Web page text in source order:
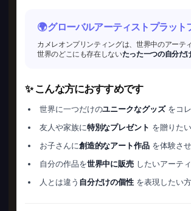
🌍 グローバルアーティストプラット
カメレオンプリンティングは、世界中のアー
世界のどこにも存在しないたった一つの自分だ
✨ こんな方におすすめです
世界に一つだけのユニークなグッズ をコ
友人や家族に特別なプレゼント を贈りた
お子さんに創造的なアート作品 を体験さ
自分の作品を世界中に販売 したいアーテ
人とは違う 自分だけの個性 を表現したい方